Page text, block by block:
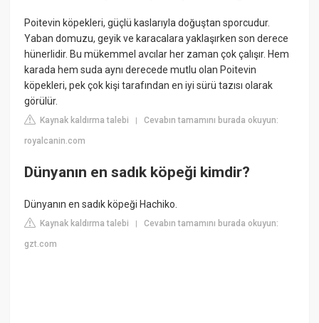
Poitevin köpekleri, güçlü kaslarıyla doğuştan sporcudur.
Yaban domuzu, geyik ve karacalara yaklaşırken son derece
hünerlidir. Bu mükemmel avcılar her zaman çok çalışır. Hem
karada hem suda aynı derecede mutlu olan Poitevin
köpekleri, pek çok kişi tarafından en iyi sürü tazısı olarak
görülür.
Kaynak kaldırma talebi |Cevabın tamamını burada okuyun:
royalcanin.com
Dünyanın en sadık köpeği kimdir?
Dünyanın en sadık köpeği Hachiko.
Kaynak kaldırma talebi |Cevabın tamamını burada okuyun:
gzt.com